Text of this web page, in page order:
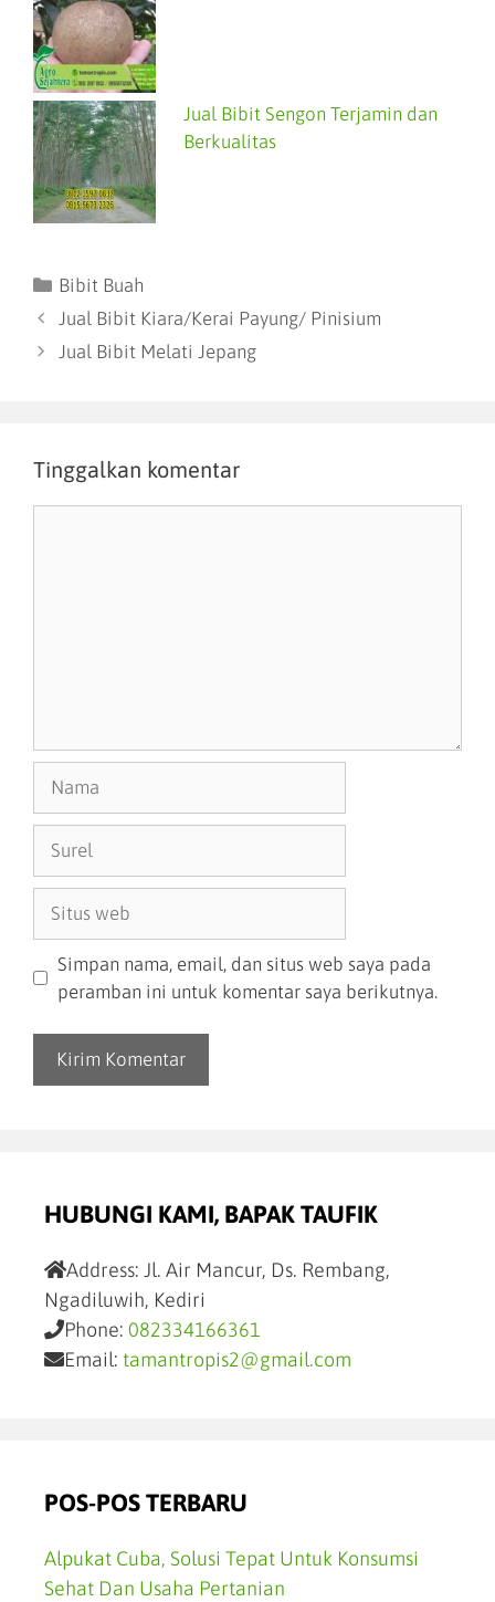
Jual Bibit Sengon Terjamin dan
Berkualitas
Bibit Buah
Jual Bibit Kiara/Kerai Payung/ Pinisium
Jual Bibit Melati Jepang
Tinggalkan komentar
Simpan nama, email, dan situs web saya pada
peramban ini untuk komentar saya berikutnya.
HUBUNGI KAMI, BAPAK TAUFIK
Address: Jl. Air Mancur, Ds. Rembang,
Ngadiluwih, Kediri
Phone: 082334166361
Email: tamantropis2@gmail.com
POS-POS TERBARU
Alpukat Cuba, Solusi Tepat Untuk Konsumsi
Sehat Dan Usaha Pertanian